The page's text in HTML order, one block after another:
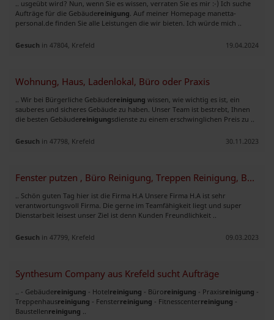
.. usgeübt wird? Nun, wenn Sie es wissen, verraten Sie es mir :-) Ich suche
Aufträge für die Gebäudereinigung . Auf meiner Homepage manetta-
personal.de finden Sie alle Leistungen die wir bieten. Ich würde mich ..
Gesuch in 47804, Krefeld 19.04.2024
Wohnung, Haus, Ladenlokal, Büro oder Praxis
.. Wir bei Bürgerliche Gebäudereinigung wissen, wie wichtig es ist, ein
sauberes und sicheres Gebäude zu haben. Unser Team ist bestrebt, Ihnen
die besten Gebäudereinigungsdienste zu einem erschwinglichen Preis zu ..
Gesuch in 47798, Krefeld 30.11.2023
Fenster putzen , Büro Reinigung, Treppen Reinigung, Boden-Teppich rein
.. Schön guten Tag hier ist die Firma H.A Unsere Firma H.A ist sehr
verantwortungsvoll Firma. Die gerne im Teamfähigkeit liegt und super
Dienstarbeit leisest unser Ziel ist denn Kunden Freundlichkeit ..
Gesuch in 47799, Krefeld 09.03.2023
Synthesum Company aus Krefeld sucht Aufträge
.. - Gebäudereinigung - Hotelreinigung - Büroreinigung - Praxisreinigung -
Treppenhausreinigung - Fensterreinigung - Fitnesscenterreinigung -
Baustellenreinigung